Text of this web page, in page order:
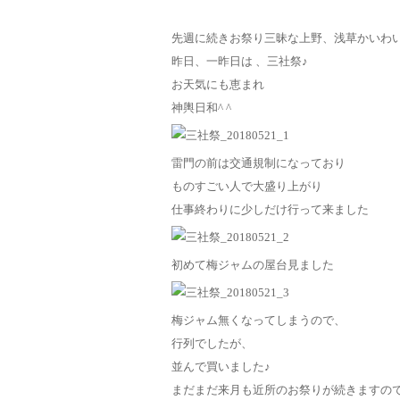
先週に続きお祭り三昧な上野、浅草かいわ
昨日、一昨日は 、三社祭♪
お天気にも恵まれ
神輿日和^ ^
雷門の前は交通規制になっており
ものすごい人で大盛り上がり
仕事終わりに少しだけ行って来ました
初めて梅ジャムの屋台見ました
梅ジャム無くなってしまうので、
行列でしたが、
並んで買いました♪
まだまだ来月も近所のお祭りが続きますの